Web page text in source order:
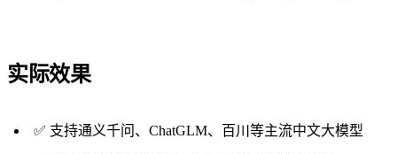
实际效果
✅ 支持通义千问、ChatGLM、百川等主流中文大模型